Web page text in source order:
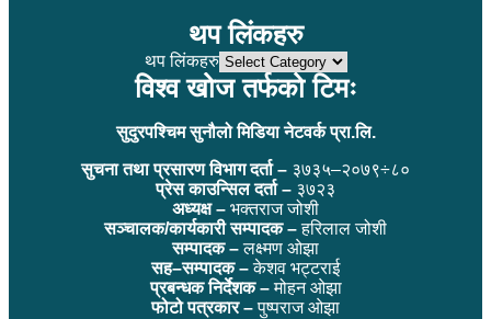
थप लिंकहरु
थप लिंकहरु
विश्व खोज तर्फको टिमः
सुदुरपश्चिम सुनौलो मिडिया नेटवर्क प्रा.लि.
सुचना तथा प्रसारण विभाग दर्ता – ३७३५–२०७९÷८०
प्रेस काउन्सिल दर्ता – ३७२३
अध्यक्ष – भक्तराज जोशी
सञ्चालक/कार्यकारी सम्पादक –हरिलाल जोशी
सम्पादक –लक्ष्मण ओझा
सह–सम्पादक –केशव भट्टराई
प्रबन्धक निर्देशक –मोहन ओझा
फोटो पत्रकार –पुष्पराज ओझा